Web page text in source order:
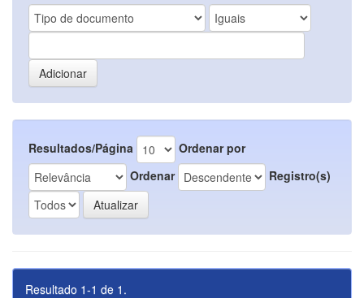
Resultados/Página
Ordenar por
Ordenar
Registro(s)
Resultado 1-1 de 1.